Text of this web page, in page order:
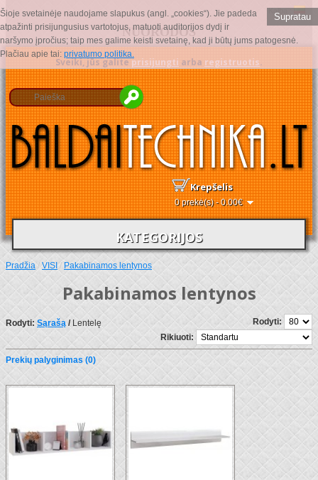
Kalba :
Krepšelis
0 prekė(s) - 0.00€
Sveiki, jūs galiteprisijungti arba registruotis.
NUORODOS
KATEGORIJOS
Pradžia / VISI / Pakabinamos lentynos
Pakabinamos lentynos
Rodyti: Sąrašą /Lentelę
Rodyti:
Rikiuoti:
Prekių palyginimas (0)
Supratau
Šioje svetainėje naudojame slapukus (angl. „cookies“). Jie padeda
atpažinti prisijungusius vartotojus, matuoti auditorijos dydį ir
naršymo įpročius; taip mes galime keisti svetainę, kad ji būtų jums patogesnė.
Plačiau apie tai: privatumo politika.